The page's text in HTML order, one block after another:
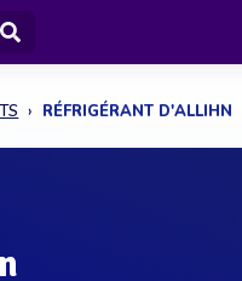
RÉFRIGÉRANT D'ALLIHN